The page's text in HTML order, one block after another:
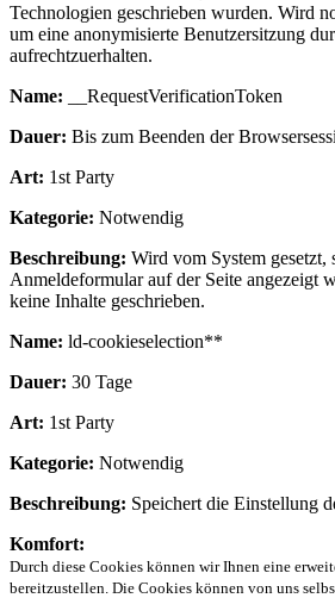
Technologien geschrieben wurden. Wird
um eine anonymisierte Benutzersitzung
aufrechtzuerhalten.
Name: __RequestVerificationToken
Dauer: Bis zum Beenden der
Art: 1st Party
Kategorie: Notwendig
Beschreibung: Wird vom System gesetzt,
Anmeldeformular auf der Seite angezeigt
keine Inhalte geschrieben.
Name: ld-cookieselection**
Dauer: 30 Tage
Art: 1st Party
Kategorie: Notwendig
Beschreibung: Speichert die Einstellung
Komfort:
Durch diese Cookies können wir Ihnen eine
bereitzustellen. Die Cookies können von uns